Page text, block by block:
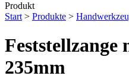
Produkt
Start > Produkte >
Feststellzange
235mm